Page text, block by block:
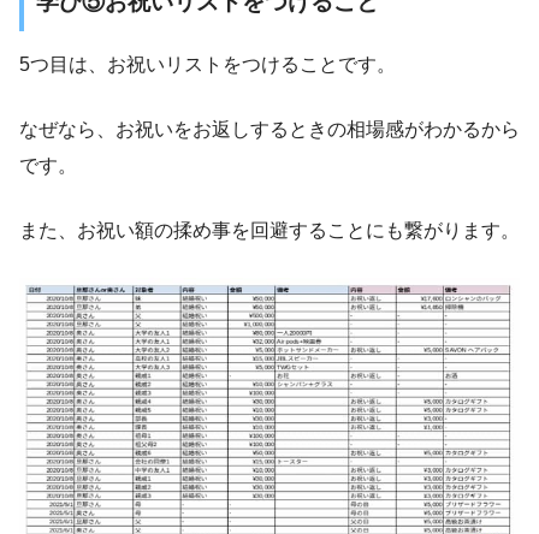
5つ目は、お祝いリストをつけることです。
なぜなら、お祝いをお返しするときの相場感がわかるから
です。
また、お祝い額の揉め事を回避することにも繋がります。